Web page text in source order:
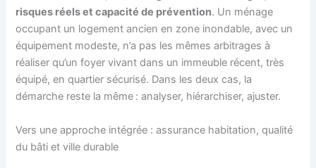
risques réels et capacité de prévention. Un ménage
occupant un logement ancien en zone inondable, avec un
équipement modeste, n’a pas les mêmes arbitrages à
réaliser qu’un foyer vivant dans un immeuble récent, très
équipé, en quartier sécurisé. Dans les deux cas, la
démarche reste la même : analyser, hiérarchiser, ajuster.
Vers une approche intégrée : assurance habitation, qualité
du bâti et ville durable